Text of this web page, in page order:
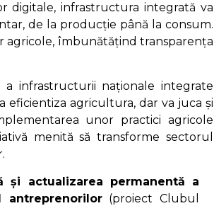
digitale, infrastructura integrată va
de la producție până la consum.
agricole, îmbunătățind transparența
a infrastructurii naționale integrate
agricultura, dar va juca și
unor practici agricole
menită să transforme sectorul
și actualizarea permanentă a
antreprenorilor(proiect Clubul